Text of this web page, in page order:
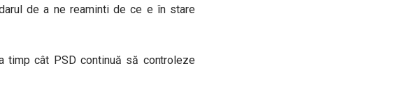
de a ne reaminti de ce e în stare
timp cât PSD continuă să controleze